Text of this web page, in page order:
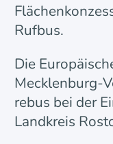
Rufbus.
Die
Mecklenburg-
rebus bei der
Landkreis